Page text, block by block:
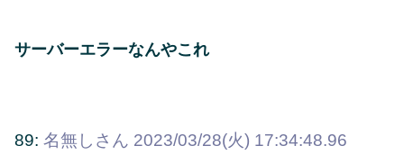
サーバーエラーなんやこれ
89: 名無しさん 2023/03/28(火) 17:34:48.96